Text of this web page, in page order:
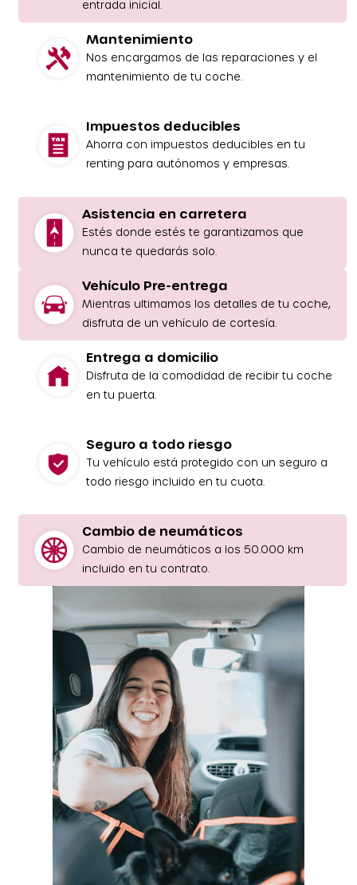
entrada inicial.
Mantenimiento
Nos encargamos de las reparaciones y el
mantenimiento de tu coche.
Impuestos deducibles
Ahorra con impuestos deducibles en tu
renting para autónomos y empresas.
Asistencia en carretera
Estés donde estés te garantizamos que
nunca te quedarás solo.
Vehículo Pre-entrega
Mientras ultimamos los detalles de tu coche,
disfruta de un vehículo de cortesía.
Entrega a domicilio
Disfruta de la comodidad de recibir tu coche
en tu puerta.
Seguro a todo riesgo
Tu vehículo está protegido con un seguro a
todo riesgo incluido en tu cuota.
Cambio de neumáticos
Cambio de neumáticos a los 50.000 km
incluido en tu contrato.